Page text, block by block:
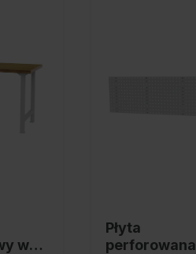
Instrukcja obsługi
w
Płyta
perforowana